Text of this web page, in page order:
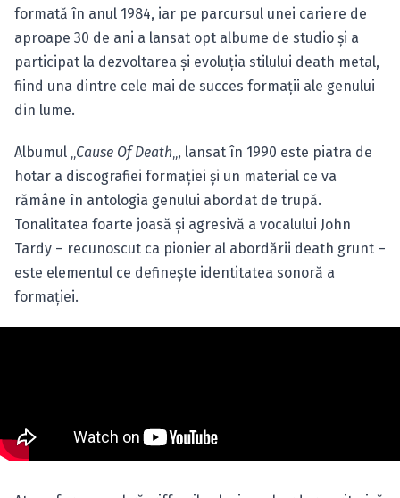
formată în anul 1984, iar pe parcursul unei cariere de
aproape 30 de ani a lansat opt albume de studio şi a
participat la dezvoltarea şi evoluţia stilului death metal,
fiind una dintre cele mai de succes formaţii ale genului
din lume.
Albumul „ Cause Of Death „, lansat în 1990 este piatra de
hotar a discografiei formaţiei şi un material ce va
rămâne în antologia genului abordat de trupă.
Tonalitatea foarte joasă şi agresivă a vocalului John
Tardy – recunoscut ca pionier al abordării death grunt –
este elementul ce defineşte identitatea sonoră a
formaţiei.